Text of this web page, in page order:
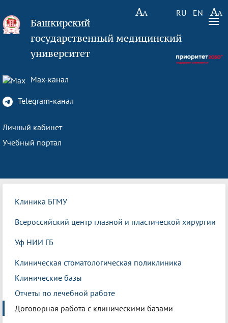
RU EN
Башкирский
государственный медицинский
университет
Max-канал
Telegram-канал
Личный кабинет
Учебный портал
Клиника БГМУ
Всероссийский центр глазной и пластической хирургии
Уф НИИ ГБ
Клиническая стоматологическая поликлиника
Клинические базы
Отчеты по лечебной работе
Договорная работа с клиническими базами